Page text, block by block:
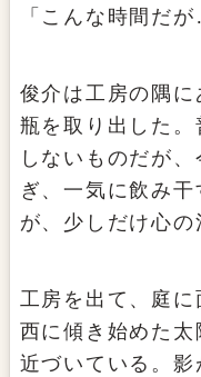
「こんな時間だが
俊介は工房の隅
瓶を取り出した
しないものだが
ぎ、一気に飲み
が、少しだけ心の
工房を出て、庭に
西に傾き始めた
近づいている。